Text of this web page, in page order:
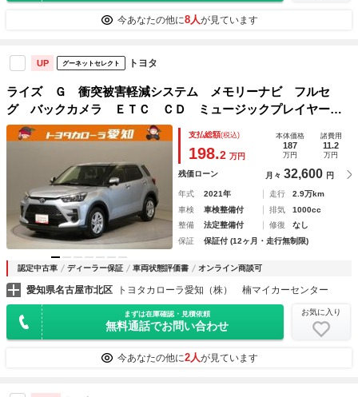
今あなたの他に8人が見ています
UP グーネットセレクト トヨタ
ライズ Ｇ 衝突被害軽減システム メモリーナビ フルセ
グ バックカメラ ＥＴＣ ＣＤ ミュージックプレイヤー接
続可 ＤＶＤ再生 ＬＥＤヘッドランプ スマートキー キー
レス アイドリングストップ ワンオーナー
支払総額(税込)
198.2 万円
本体価格
187
万円
諸費用
11.2
万円
残価ローン 月々 32,600 円
年式 2021年 走行
2.9万km
車検
車検整備付 排気
1000cc
整備
法定整備付 修復
なし
保証
保証付 (12ヶ月・走行無制限)
認定中古車 ディーラー保証 車両状態評価書 オンライン商談可
愛知県名古屋市北区 トヨタカローラ愛知（株） 楠マイカーセンター
まずは在庫確認・見積依頼
無料通話でお問い合わせ
お気に入り
今あなたの他に2人が見ています